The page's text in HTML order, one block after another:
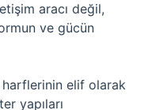
aracı değil,
ve gücün
harflerinin elif olarak
yapıları